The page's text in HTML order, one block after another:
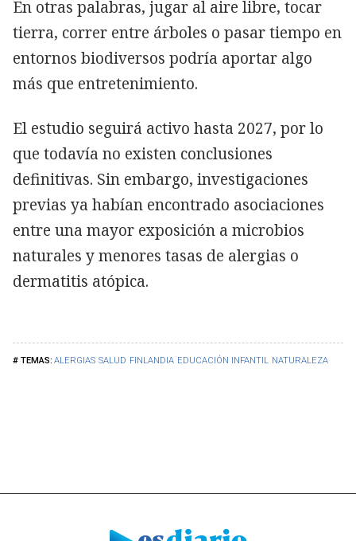
ALERGIAS SALUD FINLANDIA EDUCACIÓN INFANTIL NATURALEZA
En otras palabras, jugar al aire libre, tocar
tierra, correr entre árboles o pasar tiempo en
entornos biodiversos podría aportar algo
más que entretenimiento.
El estudio seguirá activo hasta 2027, por lo
que todavía no existen conclusiones
definitivas. Sin embargo, investigaciones
previas ya habían encontrado asociaciones
entre una mayor exposición a microbios
naturales y menores tasas de alergias o
dermatitis atópica.